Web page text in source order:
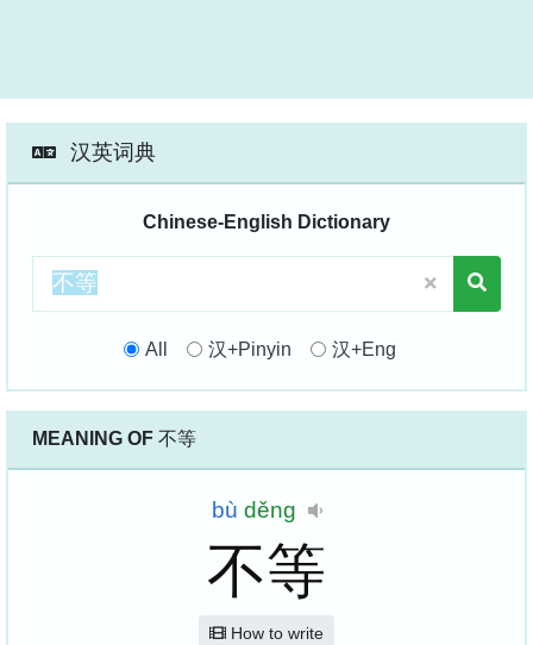
汉英词典
Chinese-English Dictionary
All 汉+Pinyin 汉+Eng
MEANING OF 不等
bù děng
不等
How to write